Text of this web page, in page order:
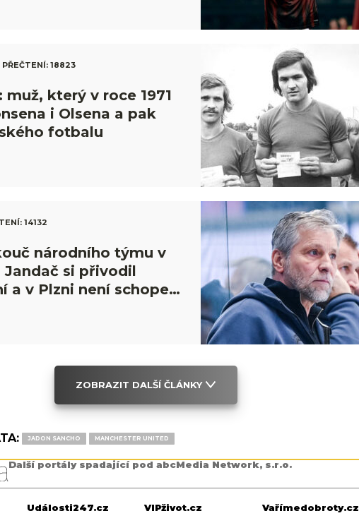
PŘEČTENÍ: 18823
muž, který v roce 1971
i Olsena a pak
fotbalu
14132
národního týmu v
si přivodil
a v Plzni není schopen
ZOBRAZIT DALŠÍ ČLÁNKY
JADON SANCHO MANCHESTER UNITED
Další portály spadající pod abcMedia Network, s.r.o.
Události247.cz
VIPživot.cz
Vařímedobroty.cz